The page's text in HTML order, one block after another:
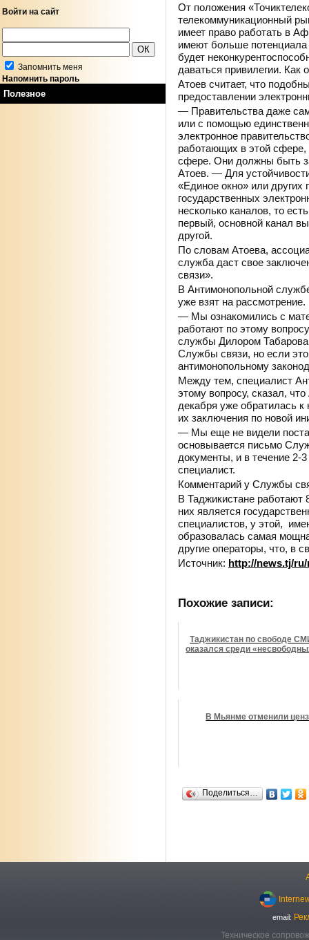
Войти на сайт
Запомнить меня
Напомнить пароль
Полезное
От положения
телекоммуникационный
имеет право работать в
имеют больше
будет
даваться привилегии. Как
Атоев считает, что
предоставлении
— Правительства даже
или с помощью
электронное
работающих в этой сфере,
сфере. Они должны быть
Атоев. — Для
«Единое окно» или
государственных
несколько каналов, то
первый, основной канал
другой.
По словам Атоева,
служба даст свое
связи».
В Антимонопольной
уже взят на рассмотрение.
— Мы ознакомились с
работают по этому
службы Дилором
Службы связи, но если это
антимонопольному
Между тем, специалист
этому вопросу, сказал,
декабря уже обратилась
их заключения по новой
— Мы еще не видели
основывается письмо
документы, и в течение 2-
специалист.
Комментарий у Службы
В Таджикистане
них является
специалистов, у этой,
образовалась самая
другие операторы, что, в
Источник: http://news.tj/
Похожие записи:
Таджикистан по свободе
оказался среди
В Мьянме отменили
Поделиться…
email:
Техническое